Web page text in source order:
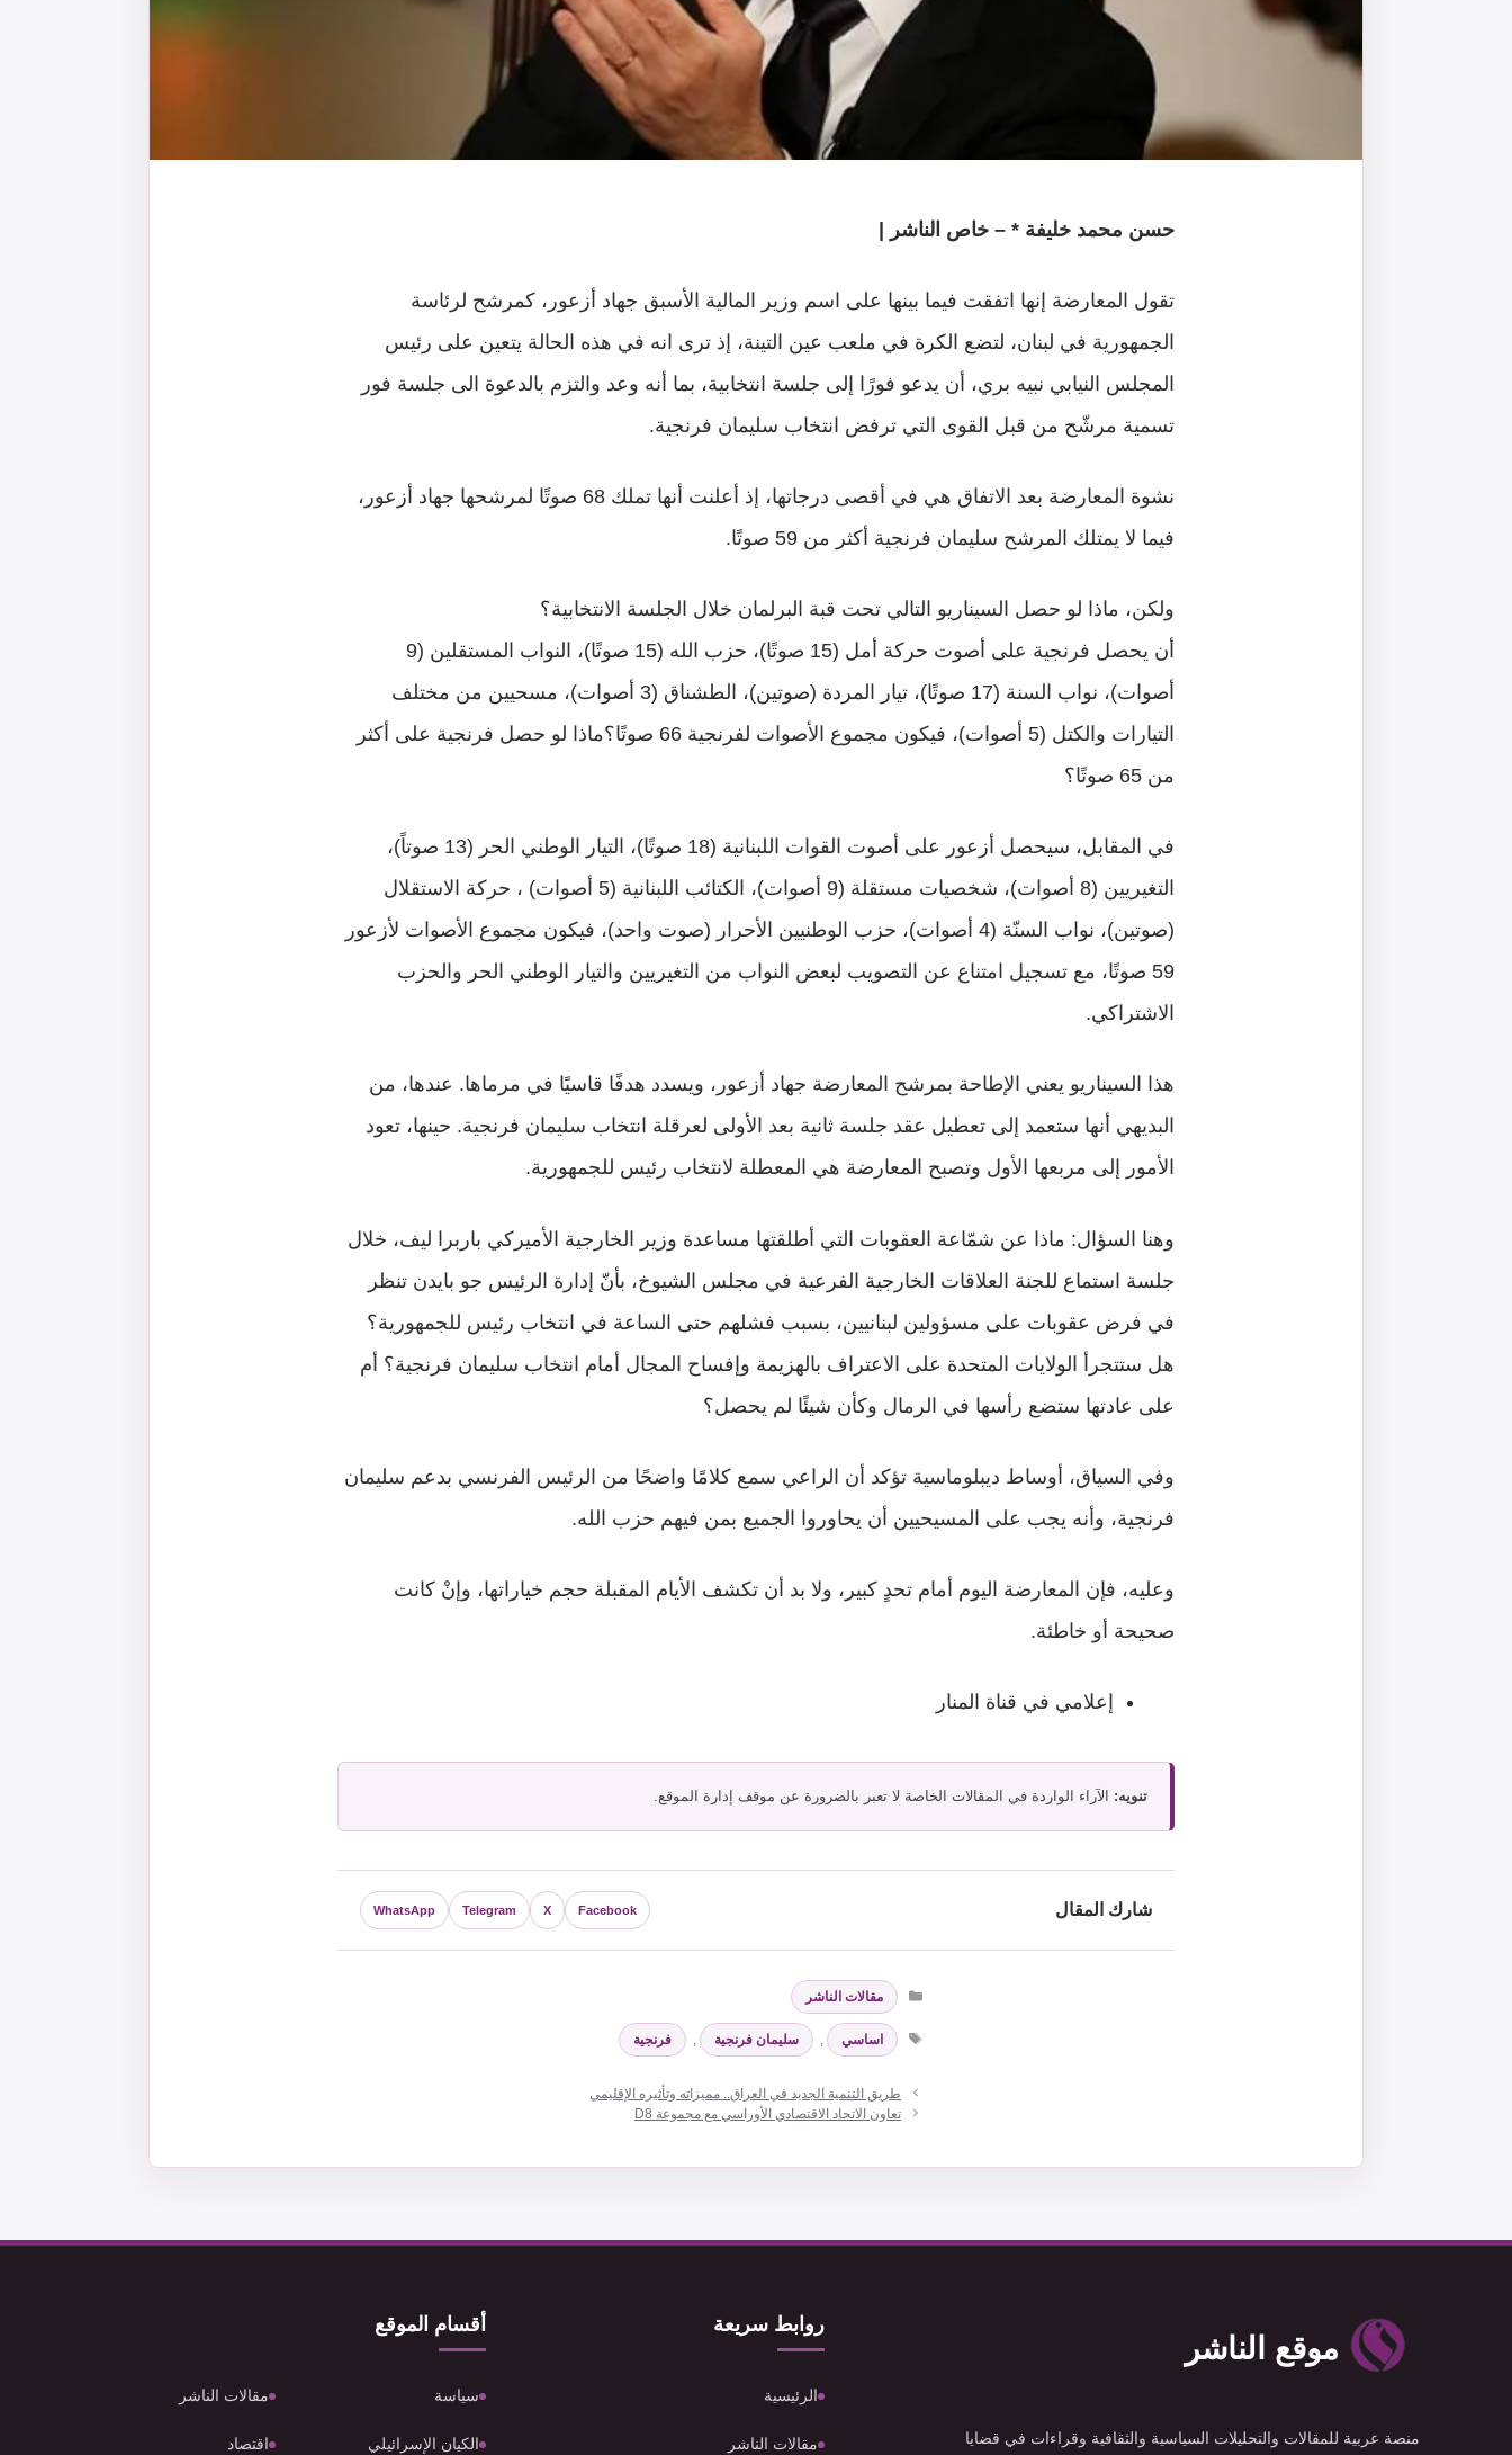
حسن محمد خليفة * – خاص الناشر |
تقول المعارضة إنها اتفقت فيما بينها على اسم وزير المالية الأسبق جهاد أزعور، كمرشح لرئاسة
الجمهورية في لبنان، لتضع الكرة في ملعب عين التينة، إذ ترى انه في هذه الحالة يتعين على رئيس
المجلس النيابي نبيه بري، أن يدعو فورًا إلى جلسة انتخابية، بما أنه وعد والتزم بالدعوة الى جلسة فور
تسمية مرشّح من قبل القوى التي ترفض انتخاب سليمان فرنجية.
نشوة المعارضة بعد الاتفاق هي في أقصى درجاتها، إذ أعلنت أنها تملك 68 صوتًا لمرشحها جهاد أزعور،
فيما لا يمتلك المرشح سليمان فرنجية أكثر من 59 صوتًا.
ولكن، ماذا لو حصل السيناريو التالي تحت قبة البرلمان خلال الجلسة الانتخابية؟
أن يحصل فرنجية على أصوت حركة أمل (15 صوتًا)، حزب الله (15 صوتًا)، النواب المستقلين (9
أصوات)، نواب السنة (17 صوتًا)، تيار المردة (صوتين)، الطشناق (3 أصوات)، مسحيين من مختلف
التيارات والكتل (5 أصوات)، فيكون مجموع الأصوات لفرنجية 66 صوتًا؟ماذا لو حصل فرنجية على أكثر
من 65 صوتًا؟
في المقابل، سيحصل أزعور على أصوت القوات اللبنانية (18 صوتًا)، التيار الوطني الحر (13 صوتاً)،
التغيريين (8 أصوات)، شخصيات مستقلة (9 أصوات)، الكتائب اللبنانية (5 أصوات) ، حركة الاستقلال
(صوتين)، نواب السنّة (4 أصوات)، حزب الوطنيين الأحرار (صوت واحد)، فيكون مجموع الأصوات لأزعور
59 صوتًا، مع تسجيل امتناع عن التصويب لبعض النواب من التغيريين والتيار الوطني الحر والحزب
الاشتراكي.
هذا السيناريو يعني الإطاحة بمرشح المعارضة جهاد أزعور، ويسدد هدفًا قاسيًا في مرماها. عندها، من
البديهي أنها ستعمد إلى تعطيل عقد جلسة ثانية بعد الأولى لعرقلة انتخاب سليمان فرنجية. حينها، تعود
الأمور إلى مربعها الأول وتصبح المعارضة هي المعطلة لانتخاب رئيس للجمهورية.
وهنا السؤال: ماذا عن شمّاعة العقوبات التي أطلقتها مساعدة وزير الخارجية الأميركي باربرا ليف، خلال
جلسة استماع للجنة العلاقات الخارجية الفرعية في مجلس الشيوخ، بأنّ إدارة الرئيس جو بايدن تنظر
في فرض عقوبات على مسؤولين لبنانيين، بسبب فشلهم حتى الساعة في انتخاب رئيس للجمهورية؟
هل ستتجرأ الولايات المتحدة على الاعتراف بالهزيمة وإفساح المجال أمام انتخاب سليمان فرنجية؟ أم
على عادتها ستضع رأسها في الرمال وكأن شيئًا لم يحصل؟
وفي السياق، أوساط ديبلوماسية تؤكد أن الراعي سمع كلامًا واضحًا من الرئيس الفرنسي بدعم سليمان
فرنجية، وأنه يجب على المسيحيين أن يحاوروا الجميع بمن فيهم حزب الله.
وعليه، فإن المعارضة اليوم أمام تحدٍ كبير، ولا بد أن تكشف الأيام المقبلة حجم خياراتها، وإنْ كانت
صحيحة أو خاطئة.
إعلامي في قناة المنار
تنويه: الآراء الواردة في المقالات الخاصة لا تعبر بالضرورة عن موقف إدارة الموقع.
شارك المقال Facebook
X
Telegram
WhatsApp
التصنيفات
مقالات الناشر
الوسوم
اساسي , سليمان فرنجية , فرنجية
طريق التنمية الجديد في العراق.. مميزاته وتأثيره الإقليمي
تعاون الاتحاد الاقتصادي الأوراسي مع مجموعة D8
موقع الناشر
منصة عربية للمقالات والتحليلات السياسية والثقافية وقراءات في قضايا
روابط سريعة
الرئيسية
مقالات الناشر
أقسام الموقع
سياسة مقالات الناشر
الكيان الإسرائيلي اقتصاد